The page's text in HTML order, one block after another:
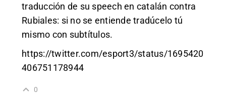
traducción de su speech en catalán contra
Rubiales: si no se entiende tradúcelo tú
mismo con subtítulos.
https://twitter.com/esport3/status/1695420
406751178944
0